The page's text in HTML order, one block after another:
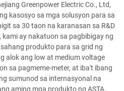
Greenpower Electric Co., Ltd,
kasosyo sa mga solusyon para sa
sa 30 taon na karanasan sa R&D
ay nakatuon sa pagbibigay ng
produkto para sa grid ng
alok ang low at medium voltage
sa pagmeme-meter, at iba't ibang
sumunod sa internasyonal na
aming mga produkto ng ASTA,